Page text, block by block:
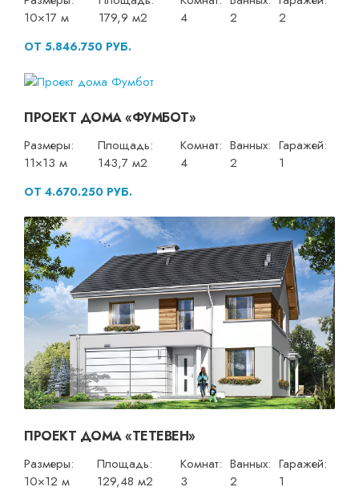
10×17 м
179,9 м2
4
2
2
ОТ 5.846.750 РУБ.
ПРОЕКТ ДОМА «ФУМБОТ»
Размеры:
11×13 м
Площадь:
143,7 м2
Комнат:
4
Ванных:
2
Гаражей:
1
ОТ 4.670.250 РУБ.
ПРОЕКТ ДОМА «ТЕТЕВЕН»
Размеры:
10×12 м
Площадь:
129,48 м2
Комнат:
3
Ванных:
2
Гаражей:
1